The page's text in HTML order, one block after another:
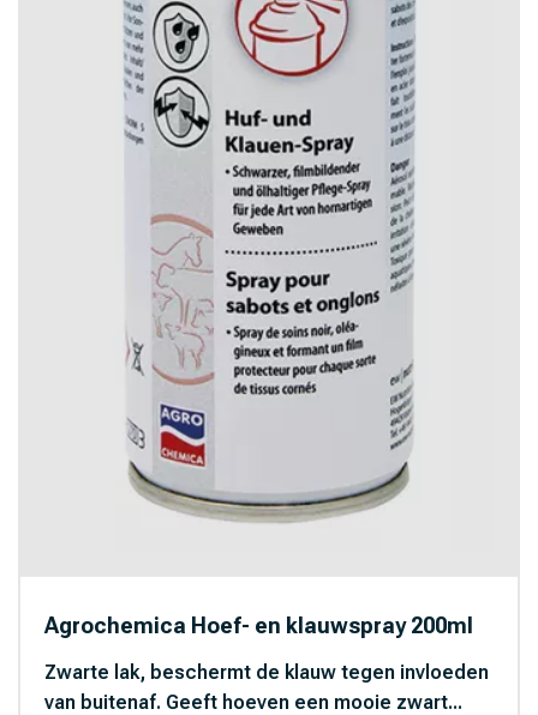
Agrochemica Hoef- en klauwspray 200ml
Zwarte lak, beschermt de klauw tegen invloeden
van buitenaf. Geeft hoeven een mooie zwart...